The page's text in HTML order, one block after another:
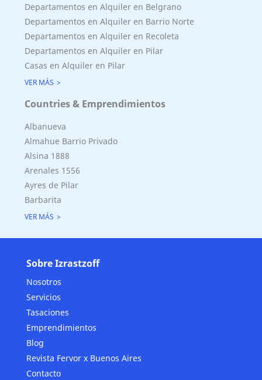
Departamentos en Alquiler en Belgrano
Departamentos en Alquiler en Barrio Norte
Departamentos en Alquiler en Recoleta
Departamentos en Alquiler en Pilar
Casas en Alquiler en Pilar
VER MÁS
Countries & Emprendimientos
Albanueva
Almahue Barrio Privado
Alsina 1888
Arenales 1556
Ayres de Pilar
Barbarita
VER MÁS
Sobre Izrastzoff
Nosotros
Servicios
Tasaciones
Emprendimientos
Blog
Revista Fervor x Buenos Aires
Contacto